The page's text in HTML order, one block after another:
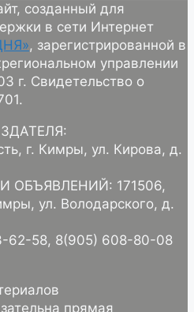
созданный для
в сети Интернет
, зарегистрированной в
управлении
г. Свидетельство о
г. Кимры, ул. Кирова, д.
ОБЪЯВЛЕНИЙ: 171506,
ул. Володарского, д.
58, 8(905) 608-80-08
прямая